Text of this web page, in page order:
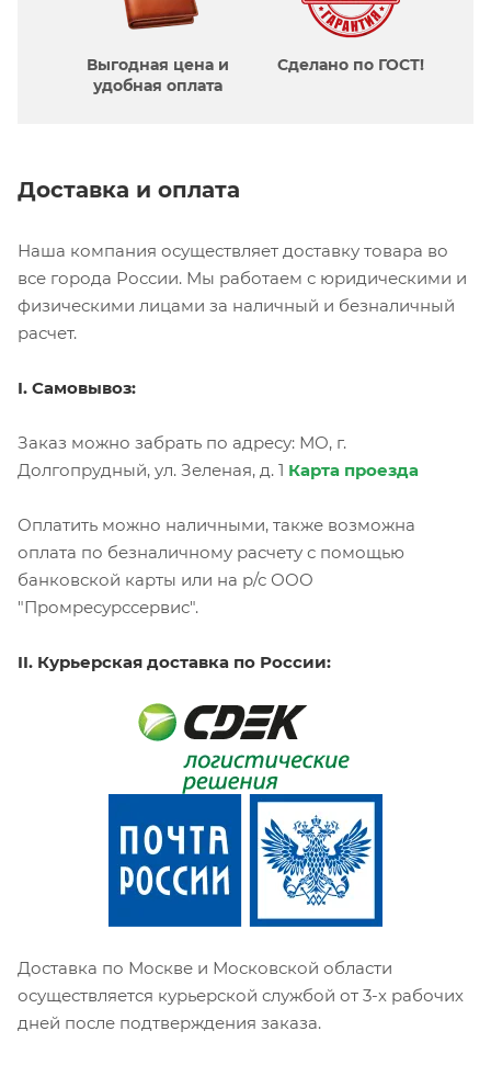
Выгодная цена и
удобная оплата
Сделано по ГОСТ!
Доставка и оплата
Наша компания осуществляет доставку товара во
все города России. Мы работаем с юридическими и
физическими лицами за наличный и безналичный
расчет.
I. Самовывоз:
Заказ можно забрать по адресу: МО, г.
Долгопрудный, ул. Зеленая, д. 1 Карта проезда
Оплатить можно наличными, также возможна
оплата по безналичному расчету с помощью
банковской карты или на р/с ООО
"Промресурссервис".
II. Курьерская доставка по России:
Доставка по Москве и Московской области
осуществляется курьерской службой от 3-х рабочих
дней после подтверждения заказа.